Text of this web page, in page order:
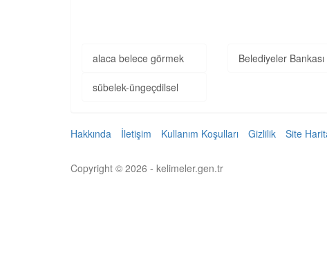
alaca belece görmek Belediyeler Bankası
sübelek-üngeçdilsel
Hakkında İletişim Kullanım Koşulları Gizlilik Site
Copyright © 2026 - kelimeler.gen.tr